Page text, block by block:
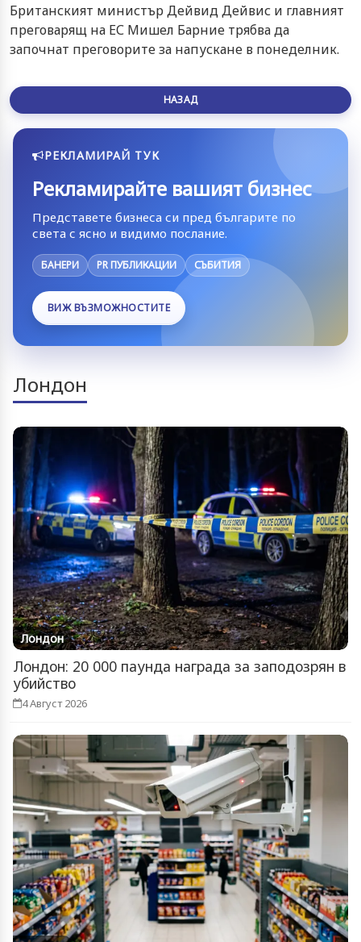
Британският министър Дейвид Дейвис и главният
преговарящ на ЕС Мишел Барние трябва да
започнат преговорите за напускане в понеделник.
НАЗАД
РЕКЛАМИРАЙ ТУК
Рекламирайте вашият бизнес
Представете бизнеса си пред българите по
света с ясно и видимо послание.
БАНЕРИ PR ПУБЛИКАЦИИ СЪБИТИЯ
ВИЖ ВЪЗМОЖНОСТИТЕ
Лондон
Лондон
Лондон: 20 000 паунда награда за заподозрян в
убийство
4 Август 2026